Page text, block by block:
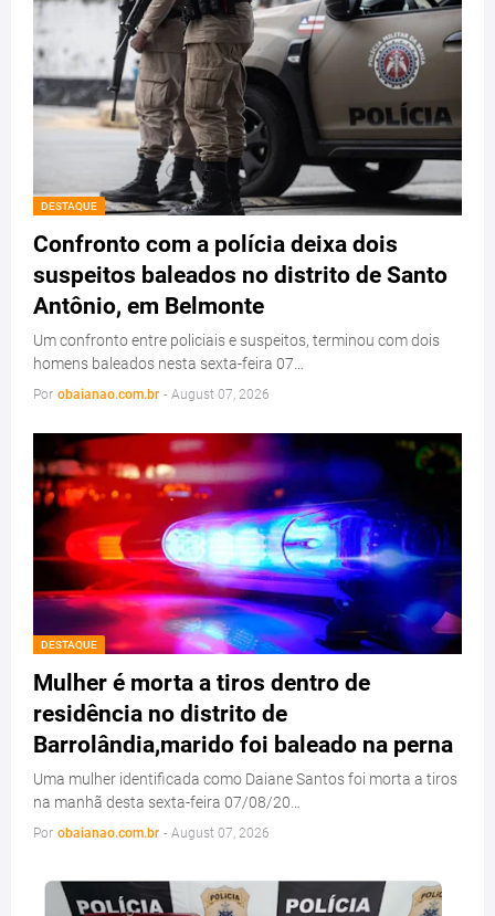
DESTAQUE
Confronto com a polícia deixa dois
suspeitos baleados no distrito de Santo
Antônio, em Belmonte
Um confronto entre policiais e suspeitos, terminou com dois
homens baleados nesta sexta-feira 07…
Por obaianao.com.br - August 07, 2026
DESTAQUE
Mulher é morta a tiros dentro de
residência no distrito de
Barrolândia,marido foi baleado na perna
Uma mulher identificada como Daiane Santos foi morta a tiros
na manhã desta sexta-feira 07/08/20…
Por obaianao.com.br - August 07, 2026